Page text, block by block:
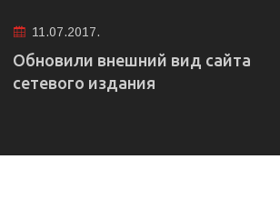
11.07.2017.
Обновили внешний вид сайта
сетевого издания